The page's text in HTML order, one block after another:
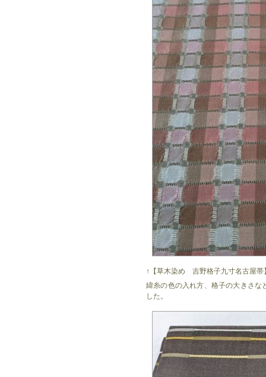
↑【草木染め 吉野格子九寸名古屋帯
緯糸の色の入れ方、格子の大きさな
した。